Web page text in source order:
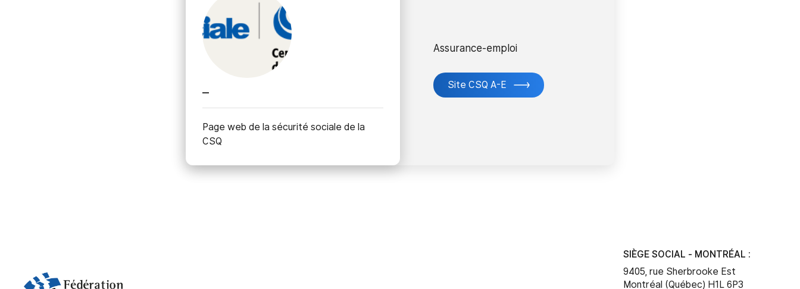
Page web de la sécurité sociale de la
CSQ
Assurance-emploi
Site CSQ A-E
SIÈGE SOCIAL - MONTRÉAL :
9405, rue Sherbrooke Est
Montréal (Québec) H1L 6P3